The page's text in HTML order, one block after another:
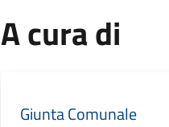
A cura di
Giunta Comunale